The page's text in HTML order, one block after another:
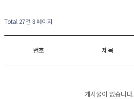
Total 27건 8 페이지
번호 제목
게시물이 없습니다.